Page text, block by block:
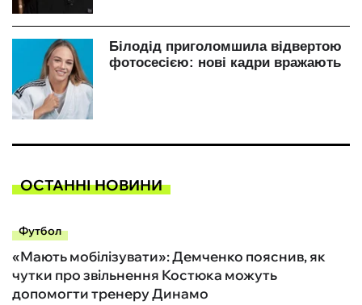
ОСТАННІ НОВИНИ
Футбол
«Мають мобілізувати»: Демченко пояснив, як
чутки про звільнення Костюка можуть
допомогти тренеру Динамо